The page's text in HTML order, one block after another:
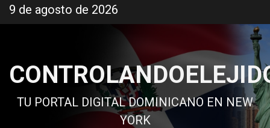
al
9 de agosto de 2026
TU PORTAL DIGITAL DOMINICANO EN NEW
YORK